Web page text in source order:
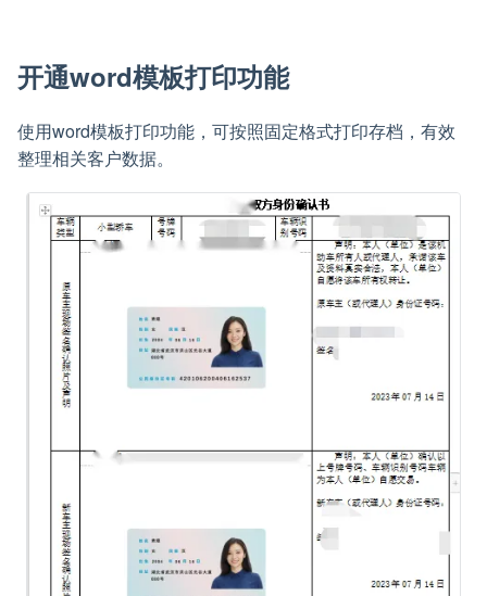
开通word模板打印功能
使用word模板打印功能，可按照固定格式打印存档，有效
整理相关客户数据。